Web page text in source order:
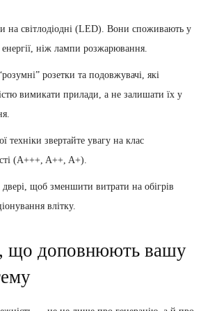
на світлодіодні (LED). Вони споживають у
ніж лампи розжарювання.
розетки та подовжувачі, які
вимикати прилади, а не залишати їх у
техніки звертайте увагу на клас
(A+++, A++, A+).
двері, щоб зменшити витрати на обігрів
влітку.
що доповнюють вашу